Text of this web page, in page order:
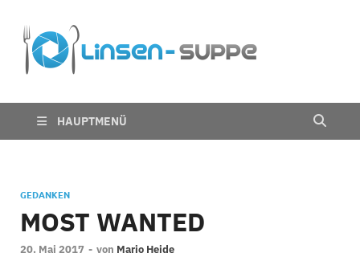
Suppe
HAUPTMENÜ
GEDANKEN
MOST WANTED
20. Mai 2017 - von Mario Heide